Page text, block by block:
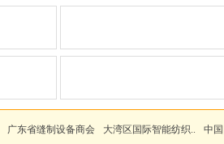
广东省缝制设备商会 大湾区国际智能纺织.. 中